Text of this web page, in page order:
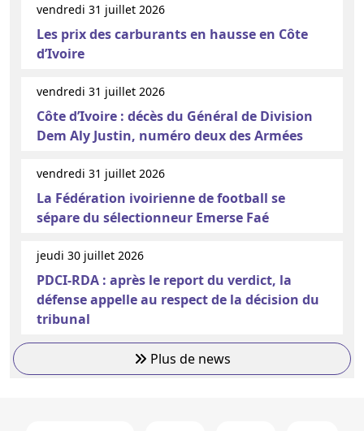
vendredi 31 juillet 2026
Les prix des carburants en hausse en Côte
d’Ivoire
vendredi 31 juillet 2026
Côte d’Ivoire : décès du Général de Division
Dem Aly Justin, numéro deux des Armées
vendredi 31 juillet 2026
La Fédération ivoirienne de football se
sépare du sélectionneur Emerse Faé
jeudi 30 juillet 2026
PDCI-RDA : après le report du verdict, la
défense appelle au respect de la décision du
tribunal
Plus de news